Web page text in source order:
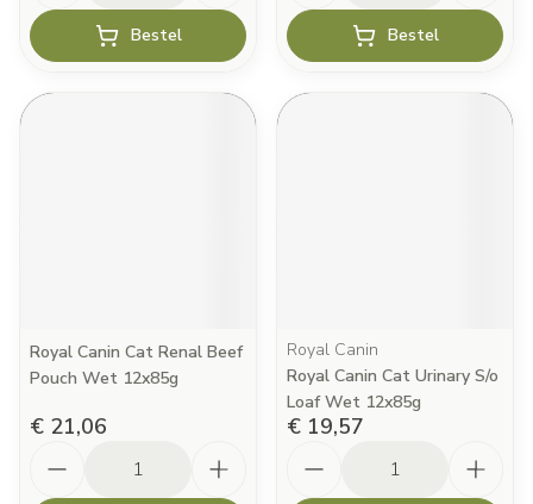
Bestel Bestel
Royal Canin Cat Renal Beef
Pouch Wet 12x85g
€ 21,06
Royal Canin
Royal Canin Cat Urinary S/o
Loaf Wet 12x85g
€ 19,57